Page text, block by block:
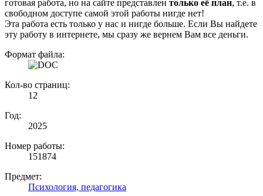
готовая работа, но на сайте представлен только её план, т.е. в
свободном доступе самой этой работы нигде нет!
Эта работа есть только у нас и нигде больше. Если Вы найдете
эту работу в интернете, мы сразу же вернем Вам все деньги.
Формат файла:
Кол-во страниц:
12
Год:
2025
Номер работы:
151874
Предмет:
Психология, педагогика